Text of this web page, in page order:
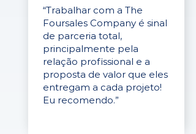
“Trabalhar com a The
Foursales Company é sinal
de parceria total,
principalmente pela
relação profissional e a
proposta de valor que eles
entregam a cada projeto!
Eu recomendo.”